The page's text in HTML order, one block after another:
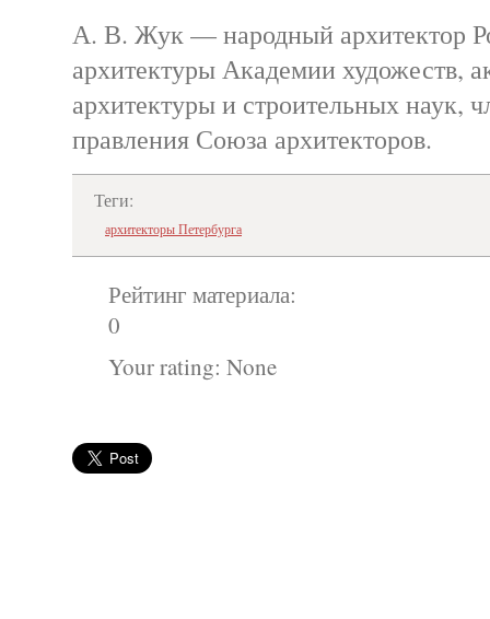
А. В. Жук — народный архитектор
архитектуры Академии художеств,
архитектуры и строительных наук,
правления Союза архитекторов.
Теги:
архитекторы Петербурга
Рейтинг материала:
0
Your rating: None